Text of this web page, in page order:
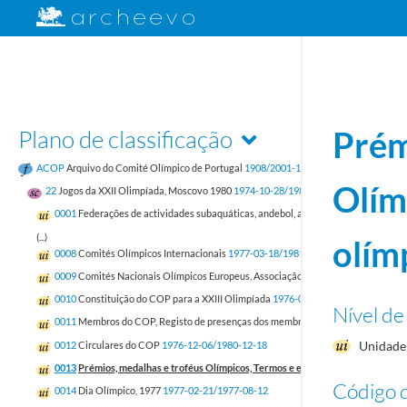
Plano de classificação
ACOPArquivo do Comité Olímpico de Portugal 1908/2001-12-31
22 Jogos da XXII Olimpíada, Moscovo 1980 1974-10-28/1981-10-23
0001 Federações de actividades subaquáticas, andebol, atletismo, basquetebol,
(...)
0008Comités Olímpicos Internacionais 1977-03-18/1981-01-02
0009Comités Nacionais Olímpicos Europeus, Associação Comités Nacionais
0010Constituição do COP para a XXIII Olimpíada 1976-09-27/1980-12-26
0011 Membros do COP, Registo de presenças dos membros do COP, Boletim do
0012Circulares do COP 1976-12-06/1980-12-18
0013Prémios, medalhas e troféus Olímpicos, Termos e emblemas olímpicos
0014 Dia Olímpico, 1977 1977-02-21/1977-08-12
Nível
Código